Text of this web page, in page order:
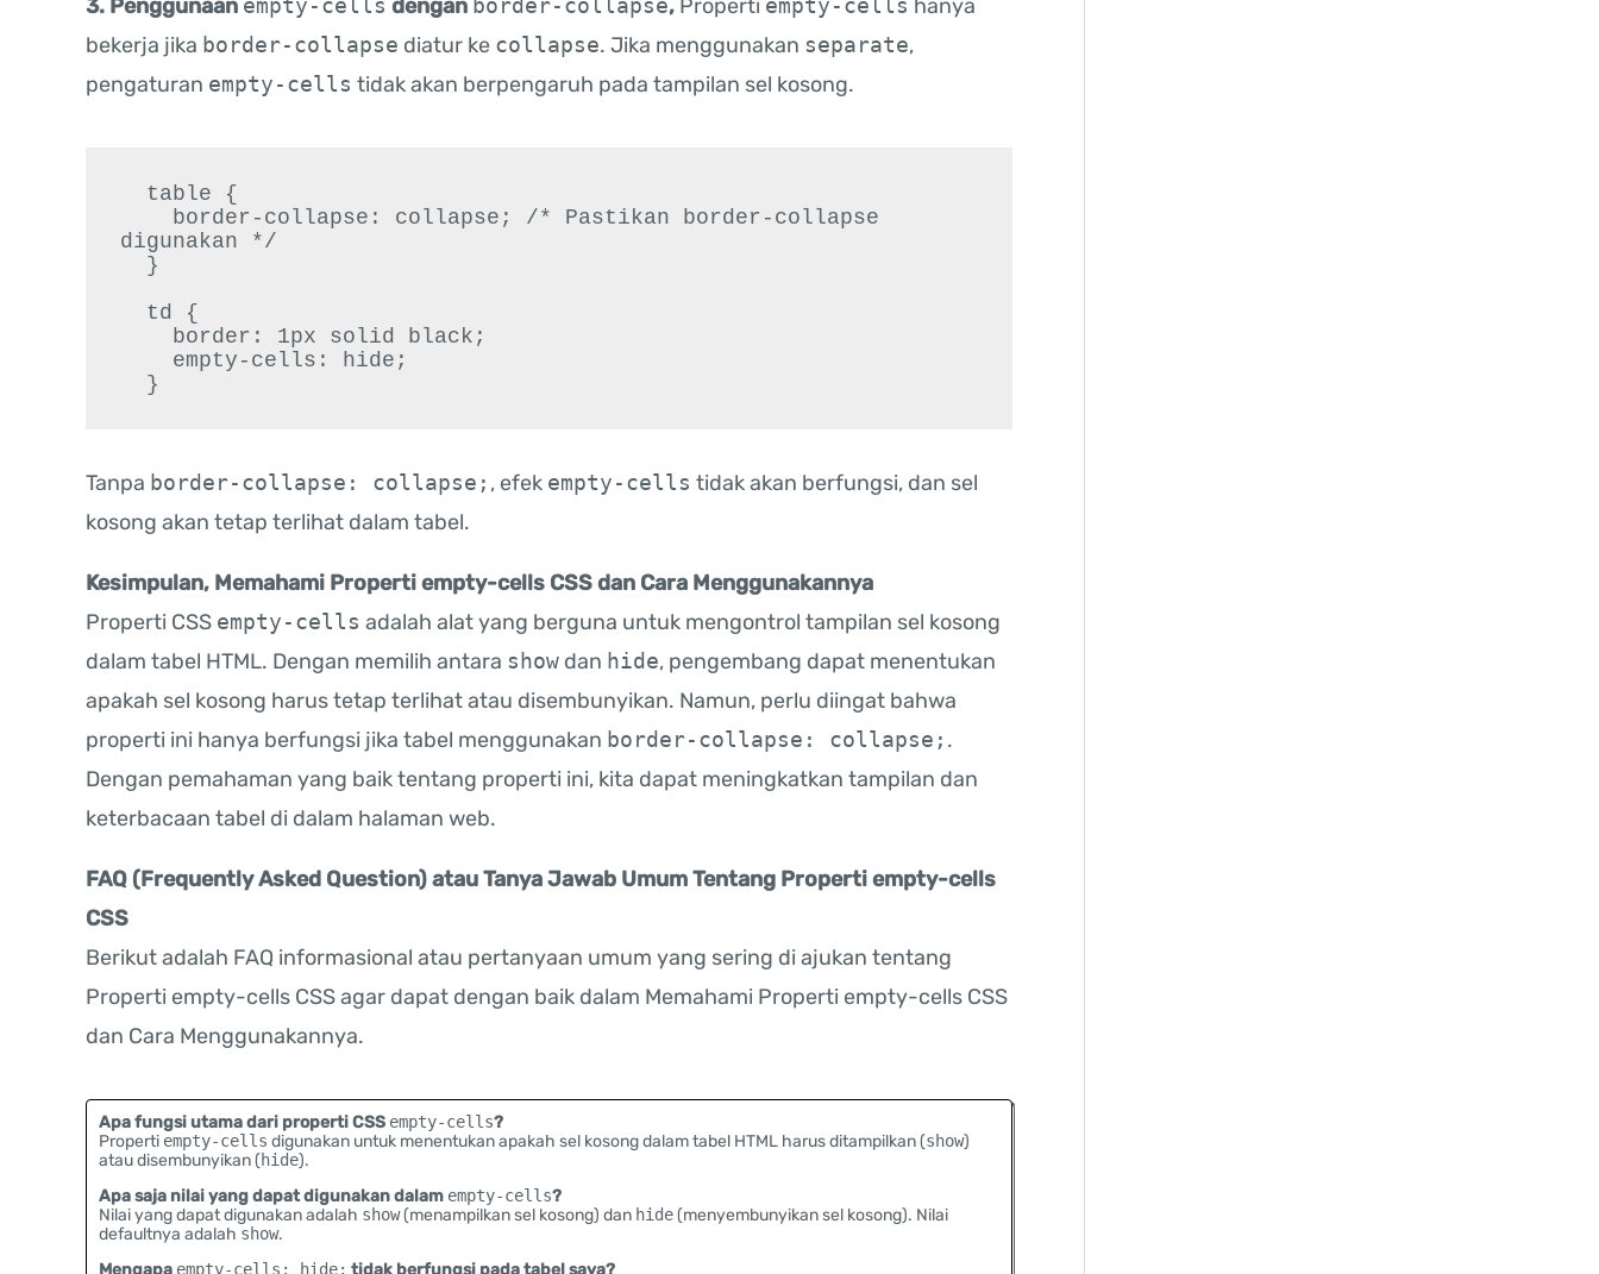
3. Penggunaan empty-cells dengan border-collapse, Properti empty-cells hanya
bekerja jika border-collapse diatur ke collapse. Jika menggunakan separate,
pengaturan empty-cells tidak akan berpengaruh pada tampilan sel kosong.
digunakan */
  }
Tanpa border-collapse: collapse; , efek empty-cells tidak akan berfungsi, dan sel
kosong akan tetap terlihat dalam tabel.
Kesimpulan, Memahami Properti empty-cells CSS dan Cara Menggunakannya
Properti CSS empty-cells adalah alat yang berguna untuk mengontrol tampilan sel kosong
dalam tabel HTML. Dengan memilih antara show dan hide, pengembang dapat menentukan
apakah sel kosong harus tetap terlihat atau disembunyikan. Namun, perlu diingat bahwa
properti ini hanya berfungsi jika tabel menggunakan border-collapse: collapse; .
Dengan pemahaman yang baik tentang properti ini, kita dapat meningkatkan tampilan dan
keterbacaan tabel di dalam halaman web.
FAQ (Frequently Asked Question) atau Tanya Jawab Umum Tentang Properti empty-cells
CSS
Berikut adalah FAQ informasional atau pertanyaan umum yang sering di ajukan tentang
Properti empty-cells CSS agar dapat dengan baik dalam Memahami Properti empty-cells CSS
dan Cara Menggunakannya.
Apa fungsi utama dari properti CSS empty-cells?
Properti empty-cells digunakan untuk menentukan apakah sel kosong dalam tabel HTML harus ditampilkan (show)
atau disembunyikan (hide).
Apa saja nilai yang dapat digunakan dalam empty-cells?
Nilai yang dapat digunakan adalah show(menampilkan sel kosong) dan hide(menyembunyikan sel kosong). Nilai
defaultnya adalah show.
empty-cells: hide;